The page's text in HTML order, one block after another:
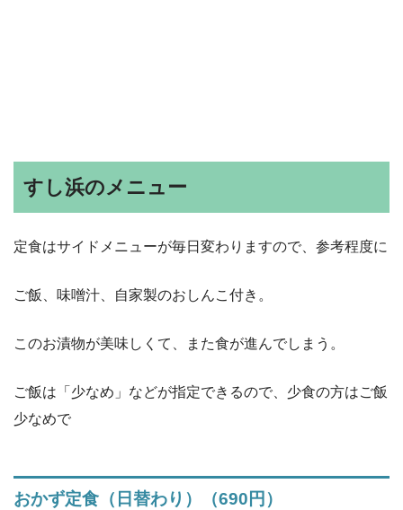
すし浜のメニュー
定食はサイドメニューが毎日変わりますので、参考程度に
ご飯、味噌汁、自家製のおしんこ付き。
このお漬物が美味しくて、また食が進んでしまう。
ご飯は「少なめ」などが指定できるので、少食の方はご飯
少なめで
おかず定食（日替わり）（690円）